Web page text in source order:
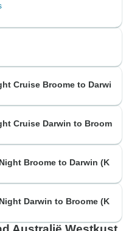
Cruise Broome to Darwi
Cruise Darwin to Broom
Broome to Darwin (K
Darwin to Broome (K